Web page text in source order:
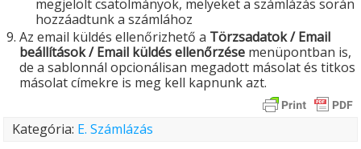
megjelölt csatolmányok, melyeket a számlázás során
hozzáadtunk a számlához
Az email küldés ellenőrizhető a Törzsadatok / Email
beállítások / Email küldés ellenőrzése menüpontban is,
de a sablonnál opcionálisan megadott másolat és titkos
másolat címekre is meg kell kapnunk azt.
Kategória: E. Számlázás